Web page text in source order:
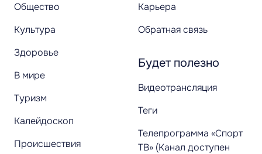
Общество
Культура
Здоровье
В мире
Туризм
Калейдоскоп
Происшествия
Карьера
Обратная связь
Будет полезно
Видеотрансляция
Теги
Телепрограмма «Спорт
ТВ» (Канал доступен